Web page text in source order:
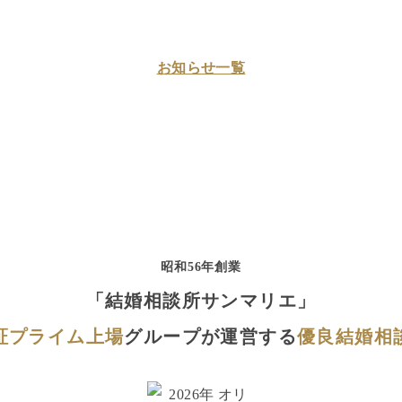
お知らせ一覧
昭和56年創業
「結婚相談所サンマリエ」
プライム上場グループが運営する優良結婚相